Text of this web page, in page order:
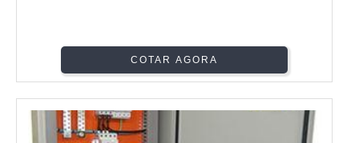
COTAR AGORA